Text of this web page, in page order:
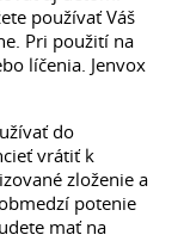
používať Váš
Pri použití na
líčenia. Jenvox
do
vrátiť k
zloženie a
potenie
mať na